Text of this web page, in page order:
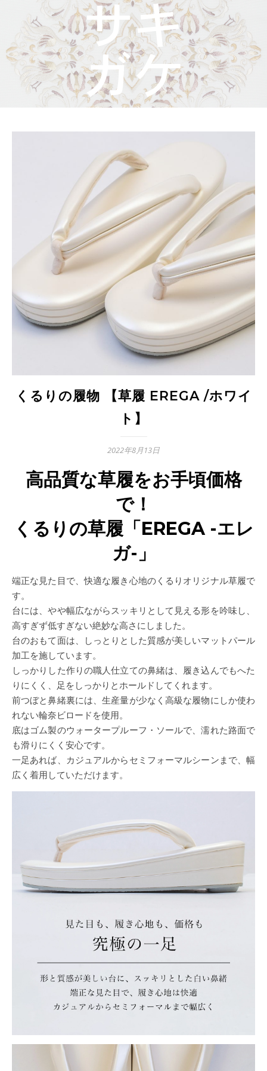
くるりの履物 【草履 EREGA /ホワイ
ト】
2022年8月13日
高品質な草履をお手頃価格
で！
くるりの草履「EREGA -エレ
ガ-」
端正な見た目で、快適な履き心地のくるりオリジナル草履で
す。
台には、やや幅広ながらスッキリとして見える形を吟味し、
高すぎず低すぎない絶妙な高さにしました。
台のおもて面は、しっとりとした質感が美しいマットパール
加工を施しています。
しっかりした作りの職人仕立ての鼻緒は、履き込んでもへた
りにくく、足をしっかりとホールドしてくれます。
前つぼと鼻緒裏には、生産量が少なく高級な履物にしか使わ
れない輪奈ビロードを使用。
底はゴム製のウォータープルーフ・ソールで、濡れた路面で
も滑りにくく安心です。
一足あれば、カジュアルからセミフォーマルシーンまで、幅
広く着用していただけます。